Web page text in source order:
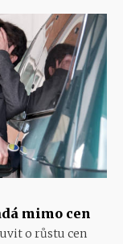
mimo cen
o růstu cen